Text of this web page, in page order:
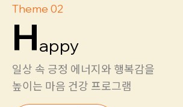
Theme 02
Happy
일상 속 긍정 에너지와 행복감을
높이는 마음 건강 프로그램